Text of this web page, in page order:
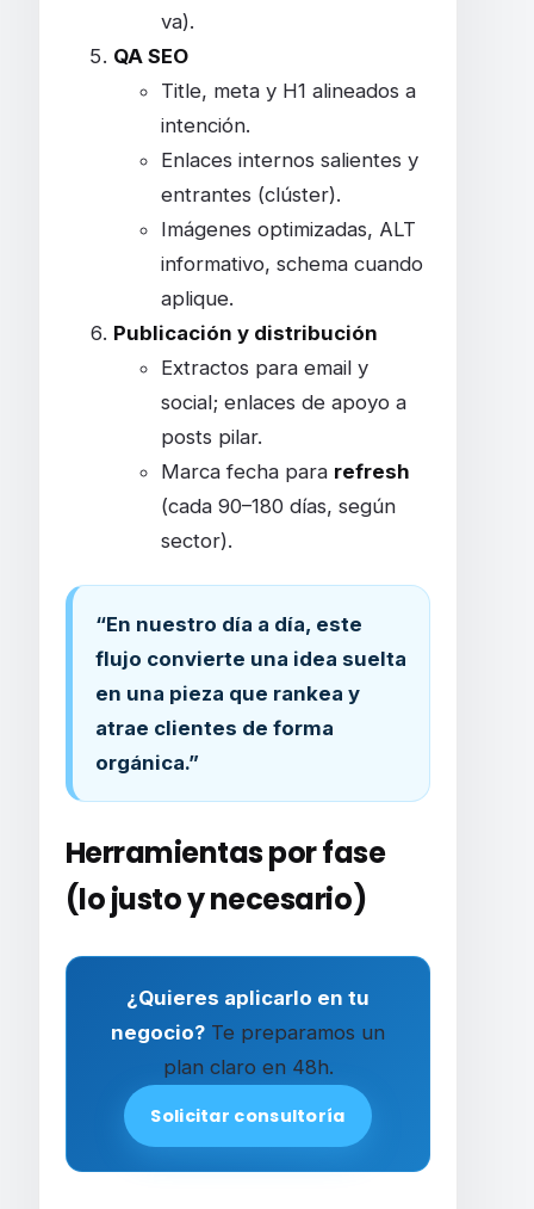
va).
QA SEO
Title, meta y H1 alineados a
intención.
Enlaces internos salientes y
entrantes (clúster).
Imágenes optimizadas, ALT
informativo, schema cuando
aplique.
Publicación y distribución
Extractos para email y
social; enlaces de apoyo a
posts pilar.
Marca fecha para refresh
(cada 90–180 días, según
sector).
“En nuestro día a día, este
flujo convierte una idea suelta
en una pieza que rankea y
atrae clientes de forma
orgánica.”
Herramientas por fase
(lo justo y necesario)
¿Quieres aplicarlo en tu
negocio? Te preparamos un
plan claro en 48h.
Solicitar consultoría